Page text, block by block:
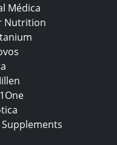
Médica
Nutrition